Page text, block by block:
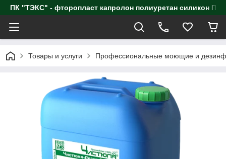
ПК "ТЭКС" - фторопласт капролон полиуретан
Товары и услуги Профессиональные моющие и